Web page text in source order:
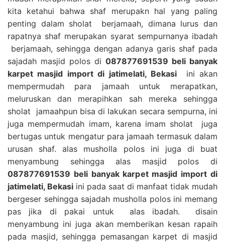
kita ketahui bahwa shaf merupakn hal yang paling
penting dalam sholat berjamaah, dimana lurus dan
rapatnya shaf merupakan syarat sempurnanya ibadah
berjamaah, sehingga dengan adanya garis shaf pada
sajadah masjid polos di 087877691539 beli banyak
karpet masjid import di jatimelati, Bekasiini akan
mempermudah para jamaah untuk merapatkan,
meluruskan dan merapihkan sah mereka sehingga
sholat jamaahpun bisa di lakukan secara sempurna, ini
juga mempermudah imam, karena imam sholat juga
bertugas untuk mengatur para jamaah termasuk dalam
urusan shaf. alas musholla polos ini juga di buat
menyambung sehingga alas masjid polos di
087877691539 beli banyak karpet masjid import di
jatimelati, Bekasi ini pada saat di manfaat tidak mudah
bergeser sehingga sajadah musholla polos ini memang
pas jika di pakai untuk alas ibadah. disain
menyambung ini juga akan memberikan kesan rapaih
pada masjid, sehingga pemasangan karpet di masjid